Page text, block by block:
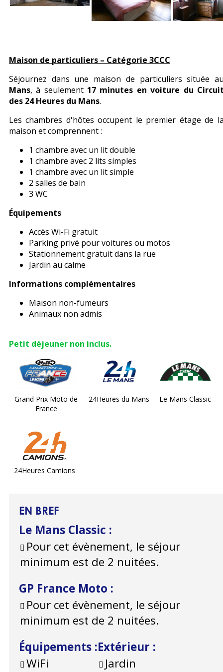
Maison de particuliers – Catégorie 3CCC​
Séjournez dans une maison de particuliers située
Mans, à seulement 17 minutes en voiture du
des 24 Heures du Mans.
Les chambres d'hôtes occupent le premier étage de
maison et comprennent :
1 chambre avec un lit double
1 chambre avec 2 lits simples
1 chambre avec un lit simple
2 salles de bain
3 WC
Équipements
Accès Wi-Fi gratuit
Parking privé pour voitures ou motos
Stationnement gratuit dans la rue
Jardin au calme
Informations complémentaires
Maison non-fumeurs
Animaux non admis
Petit déjeuner non inclus.
Grand Prix Moto de
France
24Heures du Mans Le Mans Classic
24Heures Camions
EN BREF
Le Mans Classic :
Pour cet évènement, le séjour
minimum est de 2 nuitées.
GP France Moto :
Pour cet évènement, le séjour
minimum est de 2 nuitées.
Équipements :
WiFi
Extérieur :
Jardin